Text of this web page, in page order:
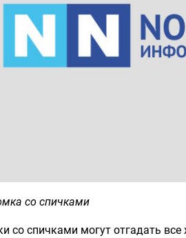
со спичками
со спичками могут отгадать